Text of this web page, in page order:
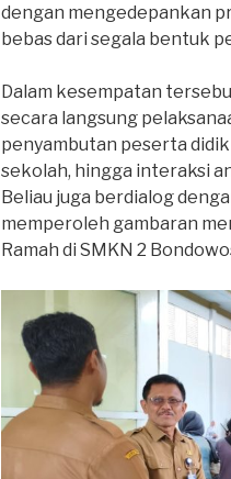
dengan mengedepankan
bebas dari segala bentuk
Dalam kesempatan
secara langsung
penyambutan peserta
sekolah, hingga interaksi
Beliau juga berdialog
memperoleh gambaran
Ramah di SMKN 2